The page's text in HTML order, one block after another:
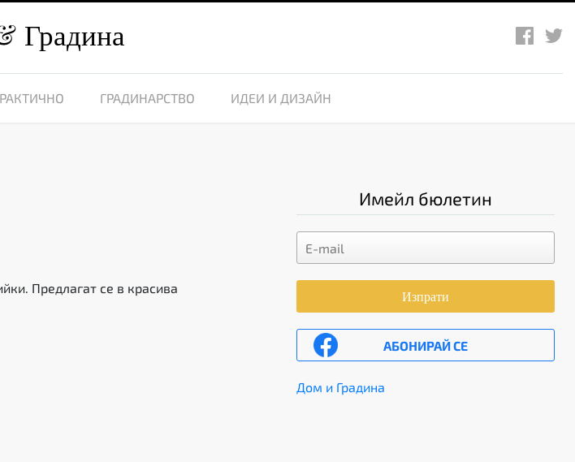
Градина
ГРАДИНАРСТВО ИДЕИ И ДИЗАЙН
Предлагат се в красива
Имейл бюлетин
Изпрати
АБОНИРАЙ СЕ
Дом и Градина